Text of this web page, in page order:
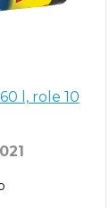
l, role 10